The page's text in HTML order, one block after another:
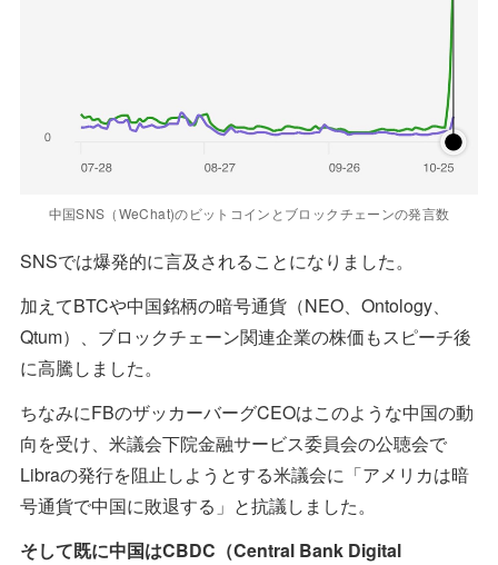
中国SNS（WeChat)のビットコインとブロックチェーンの発言数
SNSでは爆発的に言及されることになりました。
加えてBTCや中国銘柄の暗号通貨（NEO、Ontology、
Qtum）、ブロックチェーン関連企業の株価もスピーチ後
に高騰しました。
ちなみにFBのザッカーバーグCEOはこのような中国の動
向を受け、米議会下院金融サービス委員会の公聴会で
Libraの発行を阻止しようとする米議会に「アメリカは暗
号通貨で中国に敗退する」と抗議しました。
そして既に中国はCBDC（Central Bank Digital